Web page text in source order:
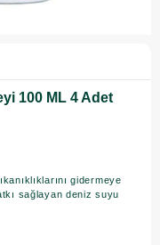
100 ML 4 Adet
gidermeye
sağlayan deniz suyu